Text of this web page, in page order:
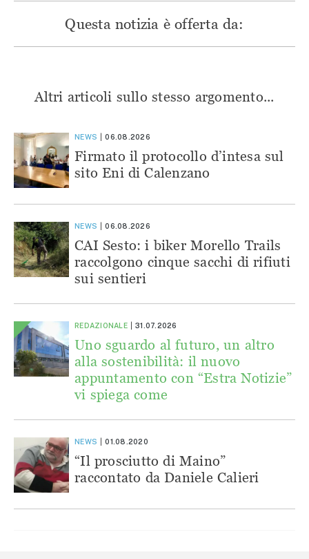
Questa notizia è offerta da:
Altri articoli sullo stesso argomento...
NEWS 06.08.2026
Firmato il protocollo d’intesa sul
sito Eni di Calenzano
NEWS 06.08.2026
CAI Sesto: i biker Morello Trails
raccolgono cinque sacchi di rifiuti
sui sentieri
REDAZIONALE 31.07.2026
Uno sguardo al futuro, un altro
alla sostenibilità: il nuovo
appuntamento con “Estra Notizie”
vi spiega come
NEWS 01.08.2020
“Il prosciutto di Maino”
raccontato da Daniele Calieri